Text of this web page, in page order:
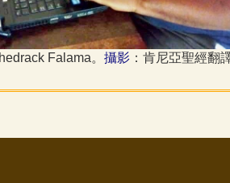
Falama。 攝影 ：肯尼亞聖經翻